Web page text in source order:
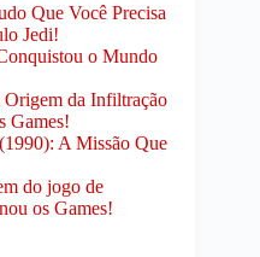
Que Você Precisa
Jedi!
o Mundo
da Infiltração
Games!
A Missão Que
do jogo de
os Games!